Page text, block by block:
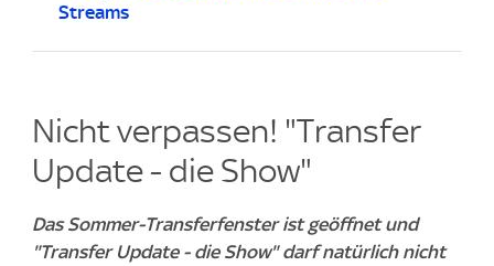
Streams
Nicht verpassen! "Transfer
Update - die Show"
Das Sommer-Transferfenster ist geöffnet und
"Transfer Update - die Show" darf natürlich nicht